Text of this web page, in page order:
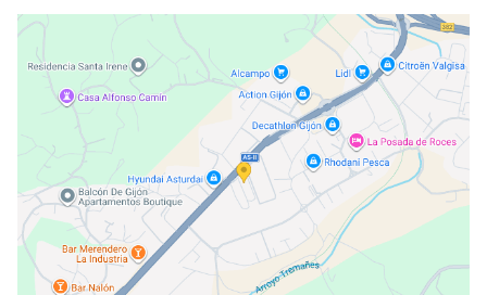
martes
09:00 - 13:3015:30 - 20:00
miércoles
09:00 - 13:30 15:30 - 20:00
jueves
09:00 - 13:30 15:30 - 20:00
viernes
09:00 - 13:3015:30 - 20:00
sábado
10:00 - 13:30cerrado actualmente
domingo
cerrado actualmente